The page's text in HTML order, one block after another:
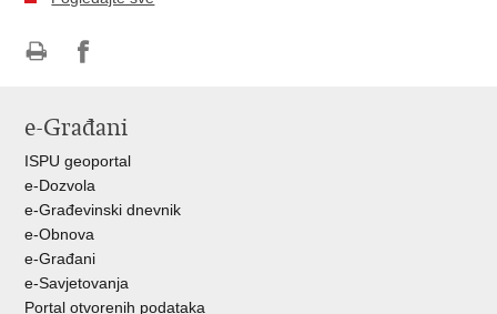
FacebookuTwitteru
e-Građani
ISPU geoportal
e-Dozvola
e-Građevinski dnevnik
e-Obnova
e-Građani
e-Savjetovanja
Portal otvorenih podataka